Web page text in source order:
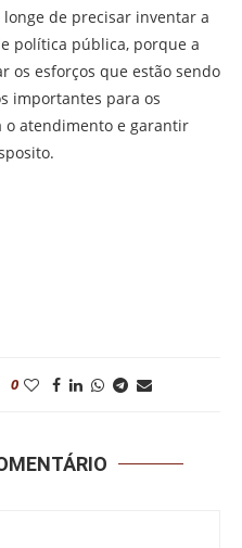
longe de precisar inventar a
política pública, porque a
os esforços que estão sendo
importantes para os
o atendimento e garantir
0